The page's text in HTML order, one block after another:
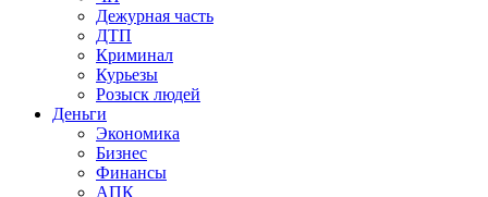
Дежурная часть
ДТП
Криминал
Курьезы
Розыск людей
Деньги
Экономика
Бизнес
Финансы
АПК